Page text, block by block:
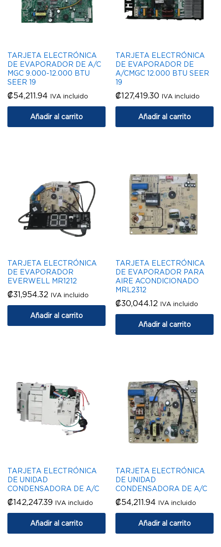
TARJETA ELECTRÓNICA
DE EVAPORADOR DE A/C
MGC 9.000-12.000 BTU
SEER 19
₡54,211.94 IVA incluido
Añadir al carrito
TARJETA ELECTRÓNICA
DE EVAPORADOR DE
A/CMGC 12.000 BTU SEER
19
₡127,419.30 IVA incluido
Añadir al carrito
TARJETA ELECTRÓNICA
DE EVAPORADOR
EVERWELL MR1212
₡31,954.32 IVA incluido
Añadir al carrito
TARJETA ELECTRÓNICA
DE EVAPORADOR PARA
AIRE ACONDICIONADO
MRL2312
₡30,044.12 IVA incluido
Añadir al carrito
TARJETA ELECTRÓNICA
DE UNIDAD
CONDENSADORA DE A/C
₡142,247.39 IVA incluido
Añadir al carrito
TARJETA ELECTRÓNICA
DE UNIDAD
CONDENSADORA DE A/C
₡54,211.94 IVA incluido
Añadir al carrito